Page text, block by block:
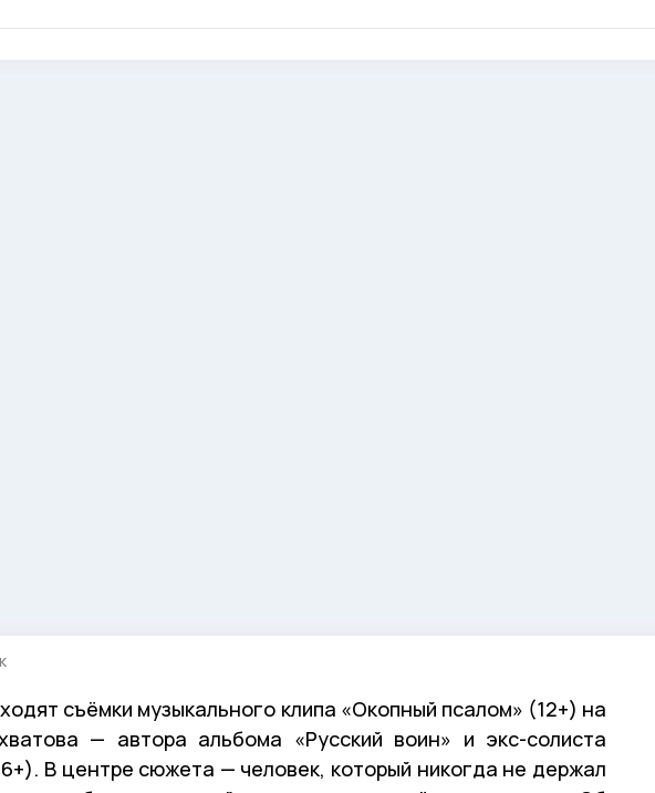
съёмки музыкального клипа «Окопный псалом» (12+) на
— автора альбома «Русский воин» и экс-солиста
В центре сюжета — человек, который никогда не держал